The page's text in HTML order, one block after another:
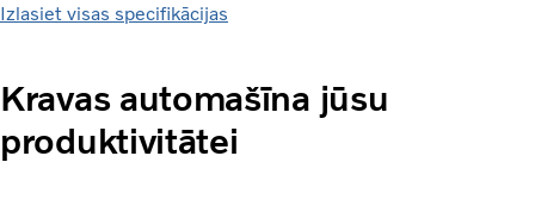
Izlasiet visas specifikācijas
Kravas automašīna jūsu
produktivitātei